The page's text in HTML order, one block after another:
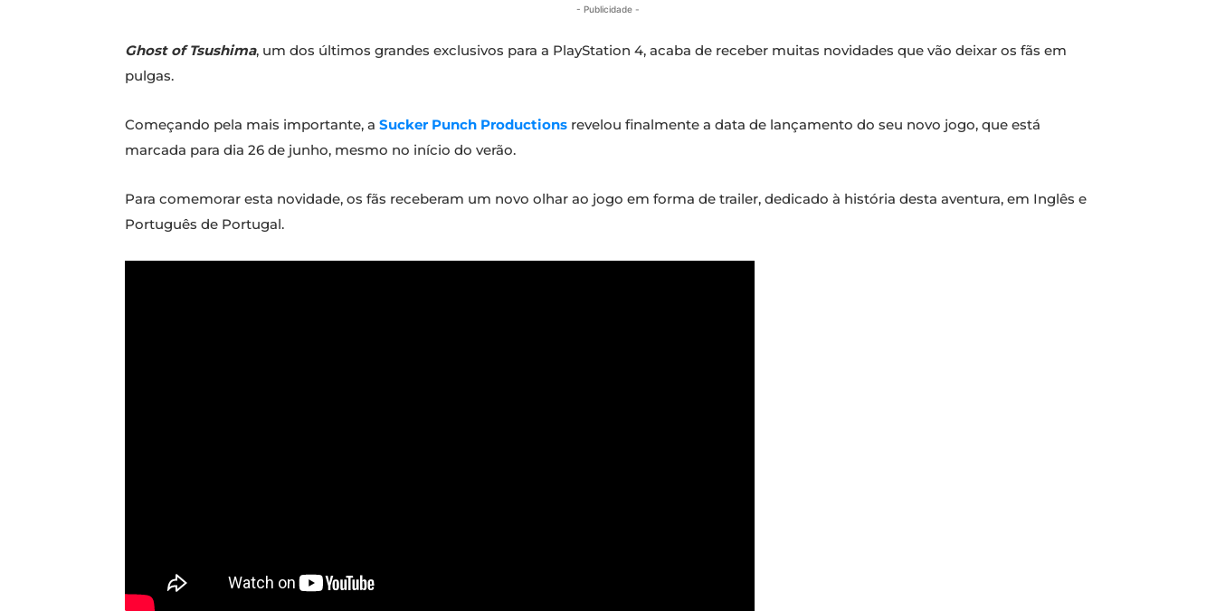
- Publicidade -
Ghost of Tsushima, um dos últimos grandes exclusivos para a PlayStation 4, acaba de receber muitas novidades que vão deixar os fãs em
pulgas.
Começando pela mais importante, a Sucker Punch Productions revelou finalmente a data de lançamento do seu novo jogo, que está
marcada para dia 26 de junho, mesmo no início do verão.
Para comemorar esta novidade, os fãs receberam um novo olhar ao jogo em forma de trailer, dedicado à história desta aventura, em Inglês e
Português de Portugal.